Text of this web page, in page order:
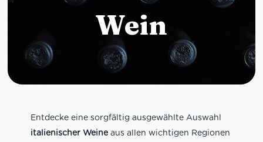
Wein
Entdecke eine sorgfältig ausgewählte Auswahl
italienischer Weineaus allen wichtigen Regionen